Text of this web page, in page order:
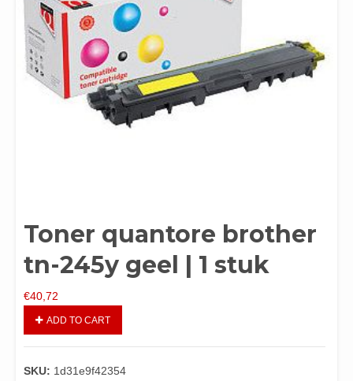
Toner quantore brother
tn-245y geel | 1 stuk
€40,72
ADD TO CART
SKU: 1d31e9f42354